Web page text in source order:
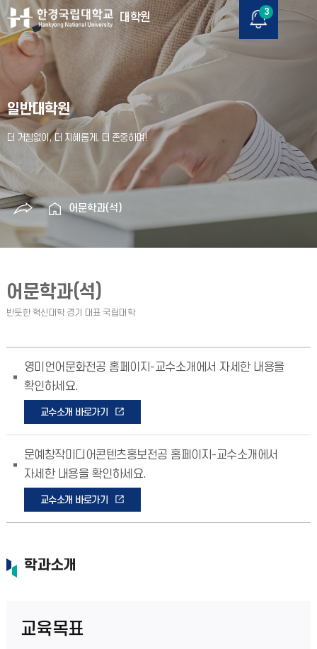
대학원 3
일반대학원
어문학과(석)
어문학과(석)
영미언어문화전공 홈페이지-교수소개에서 자세한 내용을
확인하세요.
교수소개 바로가기
문예창작미디어콘텐츠홍보전공 홈페이지-교수소개에서
자세한 내용을 확인하세요.
교수소개 바로가기
학과소개
교육목표